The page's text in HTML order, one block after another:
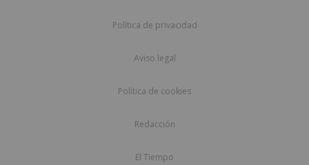
Política de privacidad
Aviso legal
Política de cookies
Redacción
El Tiempo